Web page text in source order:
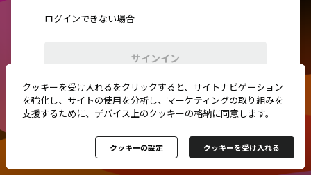
ログインできない場合
サインイン
初めてご利用ですか？新規登録
クッキーを受け入れるをクリックすると、サイトナビゲーション
を強化し、サイトの使用を分析し、マーケティングの取り組みを
支援するために、デバイス上のクッキーの格納に同意します。
クッキーの設定 クッキーを受け入れる